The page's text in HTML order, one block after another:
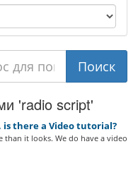
'radio script'
there a Video tutorial?
than it looks. We do have a video